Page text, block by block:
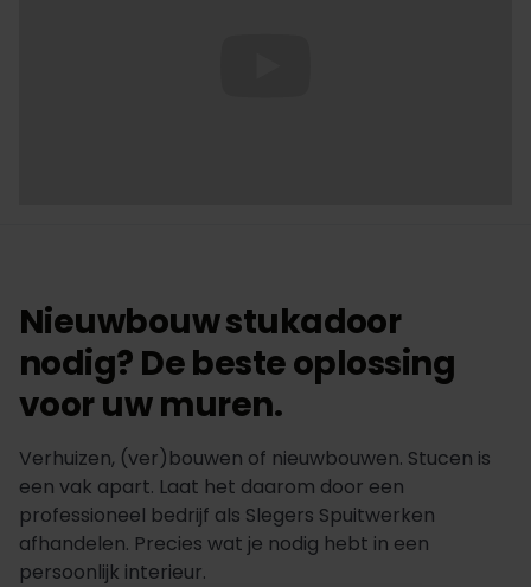
Nieuwbouw stukadoor
nodig? De beste oplossing
voor uw muren.
Verhuizen, (ver)bouwen of nieuwbouwen. Stucen is
een vak apart. Laat het daarom door een
professioneel bedrijf als Slegers Spuitwerken
afhandelen. Precies wat je nodig hebt in een
persoonlijk interieur.